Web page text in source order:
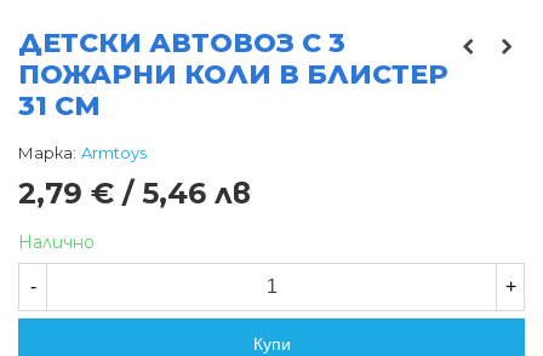
ДЕТСКИ АВТОВОЗ С 3
ПОЖАРНИ КОЛИ В БЛИСТЕР
31 СМ
Марка: Armtoys
2,79 € / 5,46 лв
Налично
- +
Купи